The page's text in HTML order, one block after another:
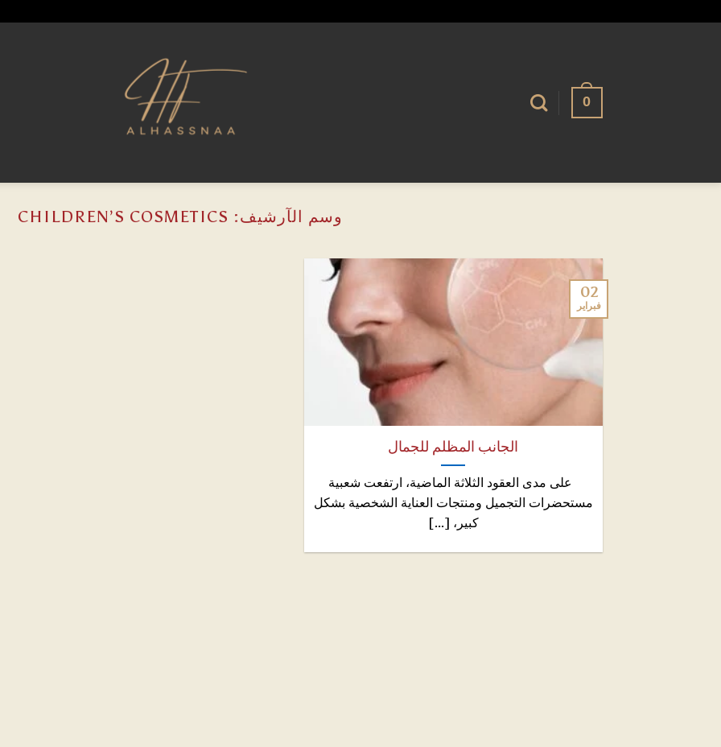
0
وسم الآرشيف: CHILDREN’S COSMETICS
الجانب المظلم للجمال
على مدى العقود الثلاثة الماضية، ارتفعت شعبية
مستحضرات التجميل ومنتجات العناية الشخصية بشكل
كبير، [...]
02
فبراير